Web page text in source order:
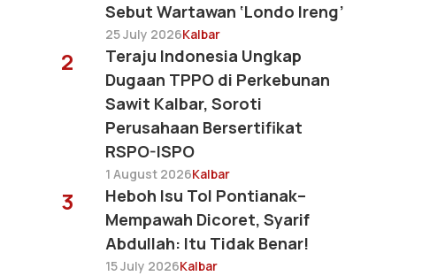
Sebut Wartawan ‘Londo Ireng’
25 July 2026Kalbar
2
Teraju Indonesia Ungkap
Dugaan TPPO di Perkebunan
Sawit Kalbar, Soroti
Perusahaan Bersertifikat
RSPO-ISPO
1 August 2026Kalbar
3
Heboh Isu Tol Pontianak–
Mempawah Dicoret, Syarif
Abdullah: Itu Tidak Benar!
15 July 2026Kalbar